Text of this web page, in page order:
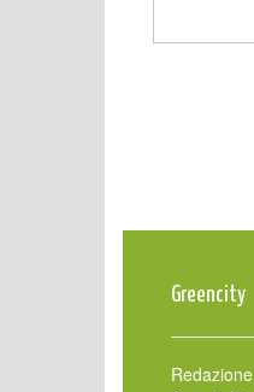
Greencity
Redazione